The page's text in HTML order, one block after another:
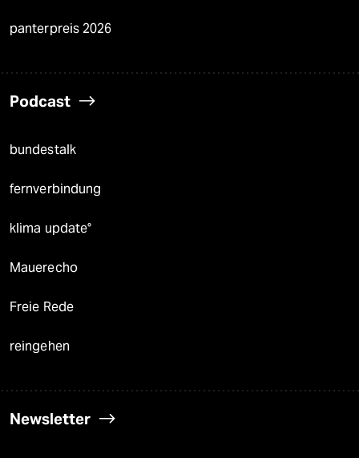
panterpreis 2026
Podcast
bundestalk
fernverbindung
klima update°
Mauerecho
Freie Rede
reingehen
Newsletter